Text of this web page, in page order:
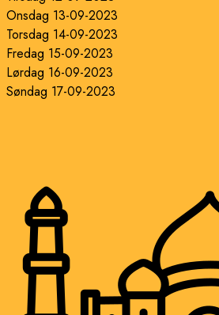
Onsdag 13-09-2023
Torsdag 14-09-2023
Fredag 15-09-2023
Lørdag 16-09-2023
Søndag 17-09-2023